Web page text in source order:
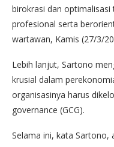
birokrasi dan
profesional serta
wartawan, Kamis (27/3/
Lebih lanjut, Sartono
krusial dalam
organisasinya harus
governance (GCG).
Selama ini, kata Sartono,